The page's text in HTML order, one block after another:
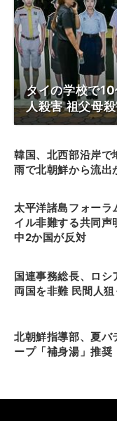
タイの学校で
人殺害 祖父母
韓国、北西部沿岸で
雨で北朝鮮から流出
太平洋諸島フォーラ
イル非難する共同声
中2か国が反対
国連事務総長、ロシ
両国を非難 民間人
北朝鮮指導部、夏バ
ープ「補身湯」推奨